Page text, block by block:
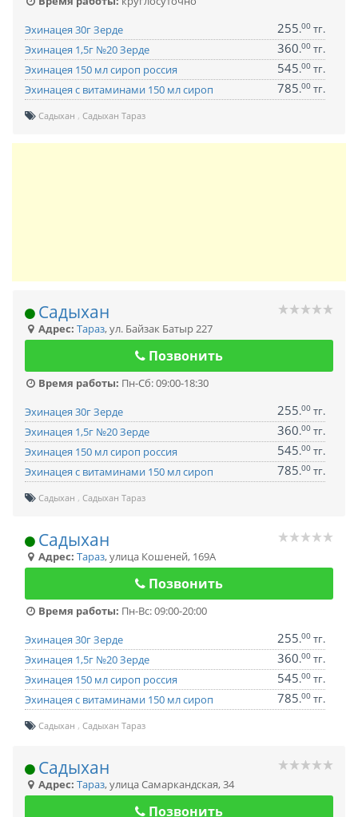
Эхинацея 30г Зерде
255.00 тг.
Эхинацея 1,5г №20 Зерде
360.00 тг.
Эхинацея 150 мл сироп россия
545.00 тг.
Эхинацея с витаминами 150 мл сироп
785.00 тг.
Садыхан Садыхан Тараз
Садыхан
Адрес: Тараз,ул. Байзак Батыр 227
Позвонить
Время работы: Пн-Сб: 09:00-18:30
Эхинацея 30г Зерде
255.00 тг.
Эхинацея 1,5г №20 Зерде
360.00 тг.
Эхинацея 150 мл сироп россия
545.00 тг.
Эхинацея с витаминами 150 мл сироп
785.00 тг.
Садыхан Садыхан Тараз
Садыхан
Адрес: Тараз,улица Кошеней, 169А
Позвонить
Время работы: Пн-Вс: 09:00-20:00
Эхинацея 30г Зерде
255.00 тг.
Эхинацея 1,5г №20 Зерде
360.00 тг.
Эхинацея 150 мл сироп россия
545.00 тг.
Эхинацея с витаминами 150 мл сироп
785.00 тг.
Садыхан Садыхан Тараз
Садыхан
Адрес: Тараз,улица Самаркандская, 34
Позвонить